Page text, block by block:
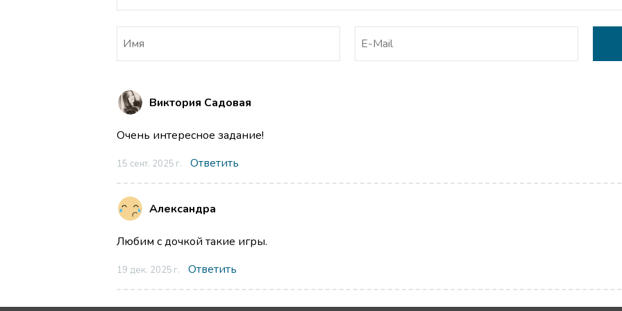
Виктория Садовая
Очень интересное задание!
15 сент. 2025 г. Ответить
Александра
Любим с дочкой такие игры.
19 дек. 2025 г. Ответить